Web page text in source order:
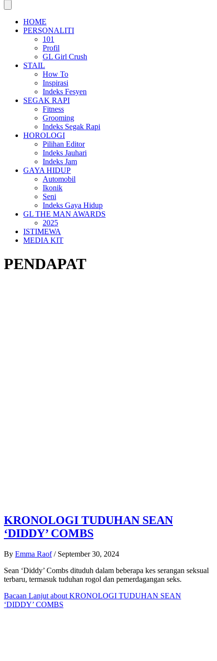
HOME
PERSONALITI
101
Profil
GL Girl Crush
STAIL
How To
Inspirasi
Indeks Fesyen
SEGAK RAPI
Fitness
Grooming
Indeks Segak Rapi
HOROLOGI
Pilihan Editor
Indeks Jauhari
Indeks Jam
GAYA HIDUP
Automobil
Ikonik
Seni
Indeks Gaya Hidup
GL THE MAN AWARDS
2025
ISTIMEWA
MEDIA KIT
PENDAPAT
KRONOLOGI TUDUHAN SEAN
‘DIDDY’ COMBS
By Emma Raof / September 30, 2024
Sean ‘Diddy’ Combs dituduh dalam beberapa kes serangan seksual
terbaru, termasuk tuduhan rogol dan pemerdagangan seks.
Bacaan Lanjut about KRONOLOGI TUDUHAN SEAN
‘DIDDY’ COMBS